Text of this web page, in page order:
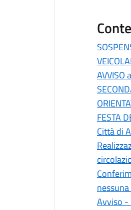
AVVISO
FESTA
Città di
Avviso -